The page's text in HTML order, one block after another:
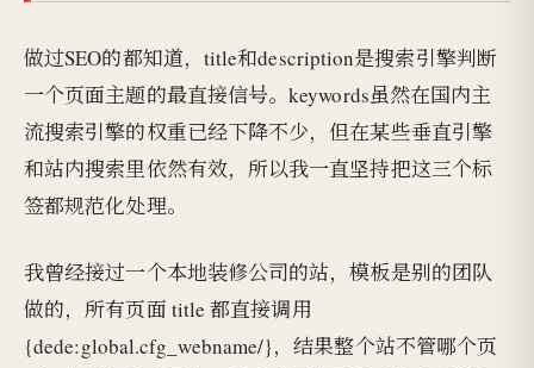
做过SEO的都知道，title和description是搜索引擎判断
一个页面主题的最直接信号。keywords虽然在国内主
流搜索引擎的权重已经下降不少，但在某些垂直引擎
和站内搜索里依然有效，所以我一直坚持把这三个标
签都规范化处理。
我曾经接过一个本地装修公司的站，模板是别的团队
做的，所有页面 title 都直接调用
{dede:global.cfg_webname/}，结果整个站不管哪个页